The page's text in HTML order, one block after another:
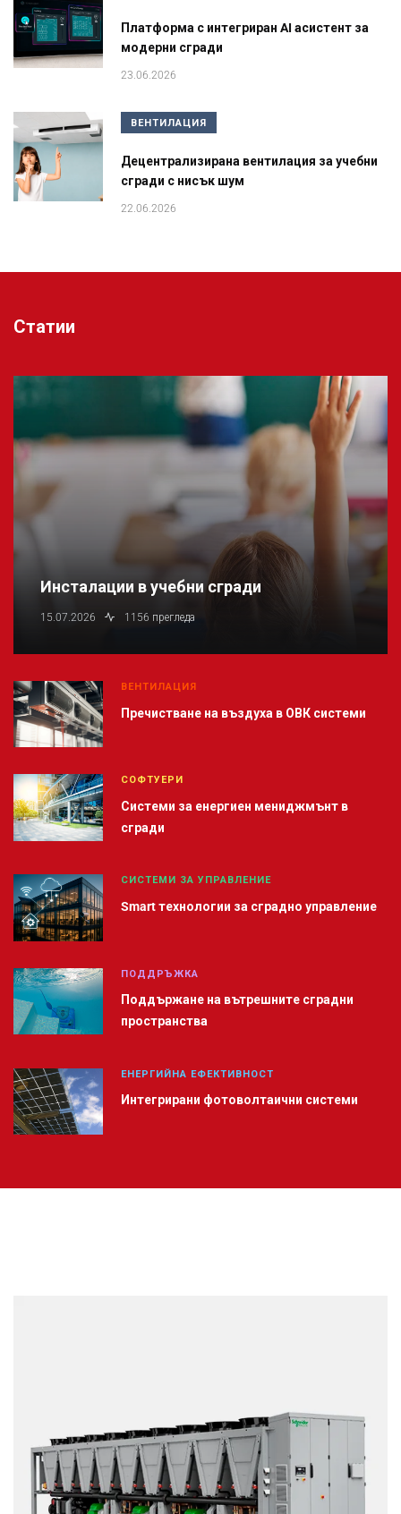
Платформа с интегриран AI асистент за
модерни сгради
23.06.2026
ВЕНТИЛАЦИЯ
Децентрализирана вентилация за учебни
сгради с нисък шум
22.06.2026
Статии
Инсталации в учебни сгради
15.07.2026 1156 прегледа
ВЕНТИЛАЦИЯ
Пречистване на въздуха в ОВК системи
СОФТУЕРИ
Системи за енергиен мениджмънт в
сгради
СИСТЕМИ ЗА УПРАВЛЕНИЕ
Smart технологии за сградно управление
ПОДДРЪЖКА
Поддържане на вътрешните сградни
пространства
ЕНЕРГИЙНА ЕФЕКТИВНОСТ
Интегрирани фотоволтаични системи